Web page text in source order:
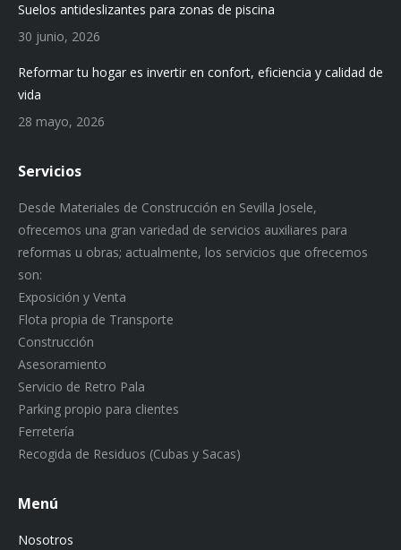
Suelos antideslizantes para zonas de piscina
30 junio, 2026
Reformar tu hogar es invertir en confort, eficiencia y calidad de
vida
28 mayo, 2026
Servicios
Desde Materiales de Construcción en Sevilla Josele,
ofrecemos una gran variedad de servicios auxiliares para
reformas u obras; actualmente, los servicios que ofrecemos
son:
Exposición y Venta
Flota propia de Transporte
Construcción
Asesoramiento
Servicio de Retro Pala
Parking propio para clientes
Ferretería
Recogida de Residuos (Cubas y Sacas)
Menú
Nosotros